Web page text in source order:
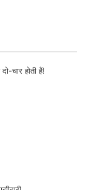
चार होती हैं!